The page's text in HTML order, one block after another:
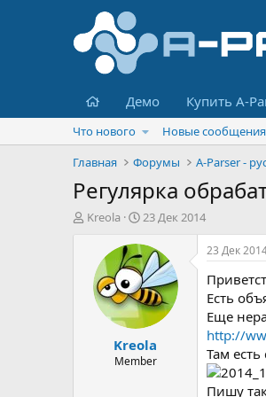
Главная
Демо Купить A-
Что нового Новые сообщения
Главная
Форумы A-Parser -
Регулярка
А
Kreola
Д
т
а
н
а
ч
а
л
а
23 Дек 2014
Kreola
Member
23 Дек
Есть
Еще
http://
Там есть